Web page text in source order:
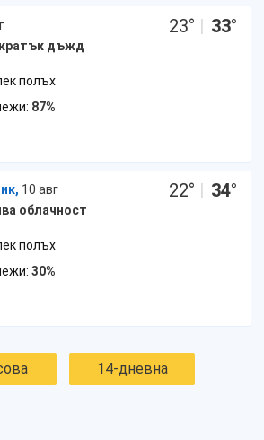
дъжд
23° | 33°
полъх
87%
10 авг
облачност
22° | 34°
полъх
30%
14-дневна